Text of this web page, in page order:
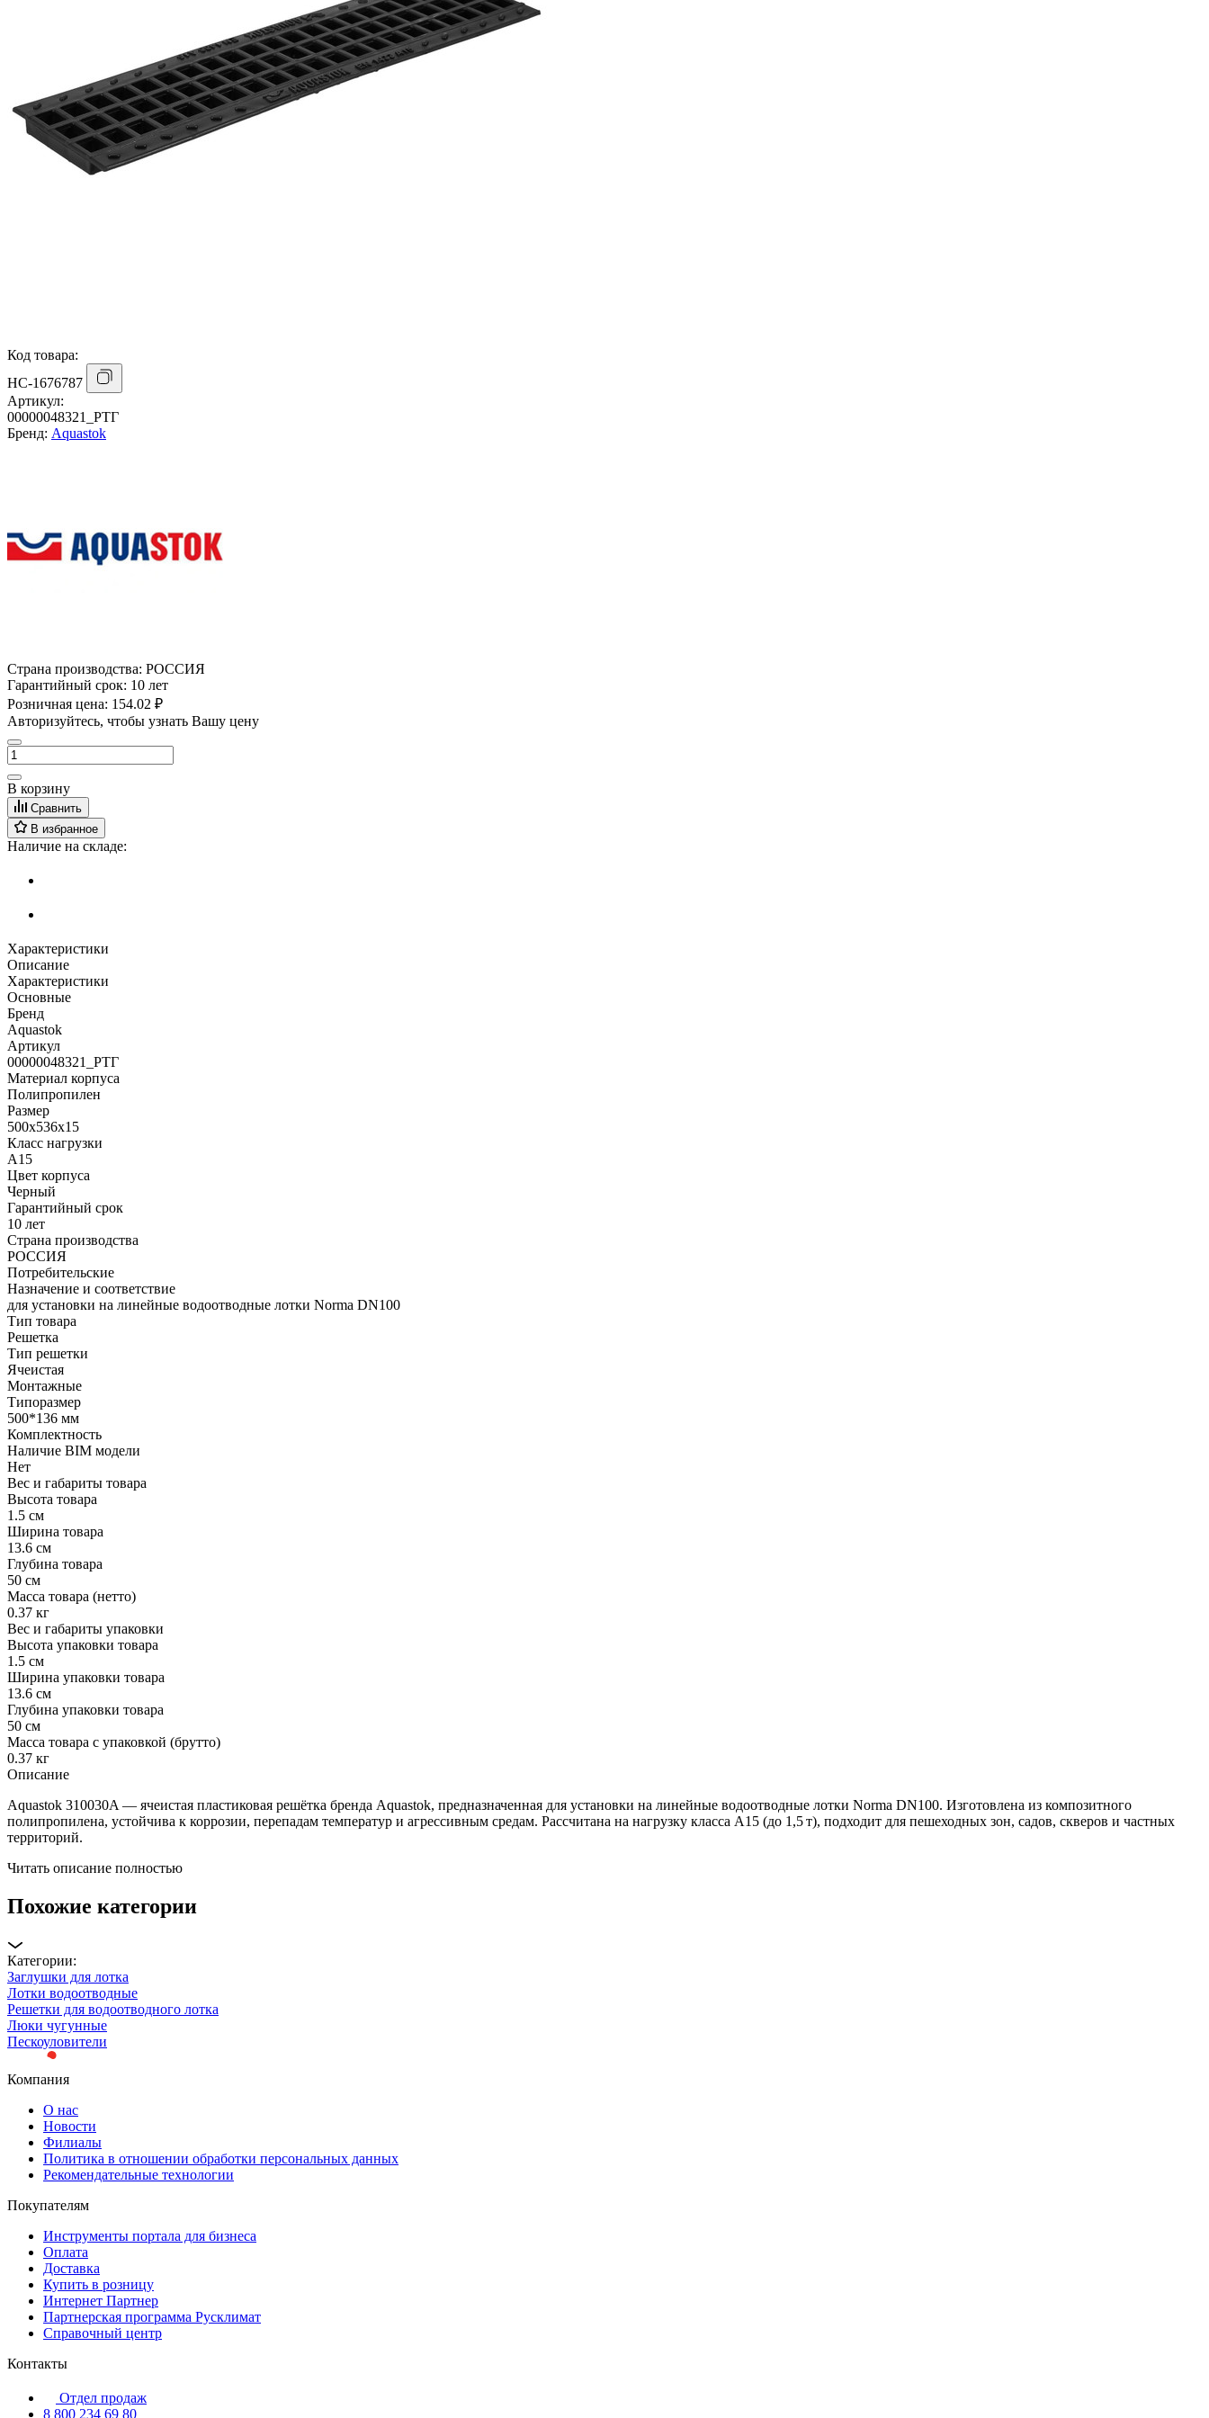
Код товара:
НС-1676787
Артикул:
00000048321_РТГ
Бренд: Aquastok
Страна производства: РОССИЯ
Гарантийный срок: 10 лет
Розничная цена: 154.02 ₽
Авторизуйтесь, чтобы узнать Вашу цену
В корзину
Сравнить
В избранное
Наличие на складе:
Характеристики
Описание
Характеристики
Основные
Бренд
Aquastok
Артикул
00000048321_РТГ
Материал корпуса
Полипропилен
Размер
500х536х15
Класс нагрузки
A15
Цвет корпуса
Черный
Гарантийный срок
10 лет
Страна производства
РОССИЯ
Потребительские
Назначение и соответствие
для установки на линейные водоотводные лотки Norma DN100
Тип товара
Решетка
Тип решетки
Ячеистая
Монтажные
Типоразмер
500*136 мм
Комплектность
Наличие BIM модели
Нет
Вес и габариты товара
Высота товара
1.5 см
Ширина товара
13.6 см
Глубина товара
50 см
Масса товара (нетто)
0.37 кг
Вес и габариты упаковки
Высота упаковки товара
1.5 см
Ширина упаковки товара
13.6 см
Глубина упаковки товара
50 см
Масса товара с упаковкой (брутто)
0.37 кг
Описание
Aquastok 310030A — ячеистая пластиковая решётка бренда Aquastok, предназначенная для установки на линейные водоотводные лотки Norma DN100. Изготовлена из композитного
полипропилена, устойчива к коррозии, перепадам температур и агрессивным средам. Рассчитана на нагрузку класса A15 (до 1,5 т), подходит для пешеходных зон, садов, скверов и частных
территорий.
Читать описание полностью
Похожие категории
Категории:
Заглушки для лотка
Лотки водоотводные
Решетки для водоотводного лотка
Люки чугунные
Пескоуловители
Компания
О нас
Новости
Филиалы
Политика в отношении обработки персональных данных
Рекомендательные технологии
Покупателям
Инструменты портала для бизнеса
Оплата
Доставка
Купить в розницу
Интернет Партнер
Партнерская программа Русклимат
Справочный центр
Контакты
Отдел продаж
8 800 234 69 80